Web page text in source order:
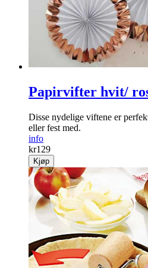
Papirvifter hvit/
Disse nydelige viftene er
eller fest med.
info
kr129
Kjøp